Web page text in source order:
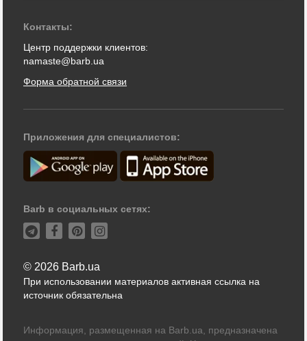
Контакты:
Центр поддержки клиентов:
namaste@barb.ua
Форма обратной связи
Приложения для специалистов:
Barb в социальных сетях:
© 2026 Barb.ua
При использовании материалов активная ссылка на
источник обязательна
Информация, размещенная на Barb.ua, предназначена